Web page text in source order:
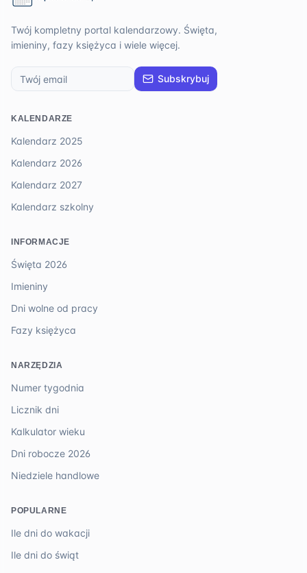
Twój kompletny portal kalendarzowy. Święta,
imieniny, fazy księżyca i wiele więcej.
Subskrybuj
KALENDARZE
Kalendarz 2025
Kalendarz 2026
Kalendarz 2027
Kalendarz szkolny
INFORMACJE
Święta 2026
Imieniny
Dni wolne od pracy
Fazy księżyca
NARZĘDZIA
Numer tygodnia
Licznik dni
Kalkulator wieku
Dni robocze 2026
Niedziele handlowe
POPULARNE
Ile dni do wakacji
Ile dni do świąt